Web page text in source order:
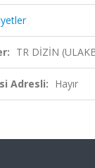
TR DİZİN
Adresli: Hayır